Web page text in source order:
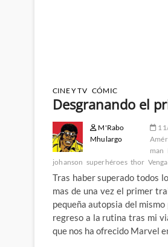
CINE Y TV CÓMIC
Desgranando el
M'Rabo
Mhulargo
man
johanson superhéroes thor
Tras haber superado todos
mas de una vez el primer
pequeña autopsia del
regreso a la rutina tras mi
que nos ha ofrecido Marvel